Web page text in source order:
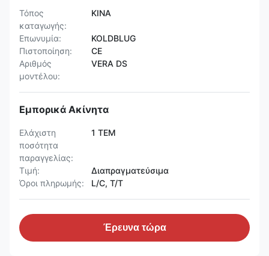
Τόπος
καταγωγής:
ΚΙΝΑ
Επωνυμία:
KOLDBLUG
Πιστοποίηση:
CE
Αριθμός
μοντέλου:
VERA DS
Εμπορικά Ακίνητα
Ελάχιστη
ποσότητα
παραγγελίας:
1 ΤΕΜ
Τιμή:
Διαπραγματεύσιμα
Όροι πληρωμής:
L/C, T/T
Έρευνα τώρα